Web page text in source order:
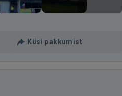
Küsi pakkumist